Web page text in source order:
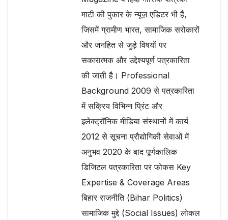
माटी की पुकार के न्यूज़ एडिटर भी हैं,
जिसमें ग्रामीण भारत, सामाजिक सरोकारों
और जनहित से जुड़े विषयों पर
सकारात्मक और उद्देश्यपूर्ण पत्रकारिता
की जाती है। Professional
Background 2009 से पत्रकारिता
में सक्रिय विभिन्न प्रिंट और
इलेक्ट्रॉनिक मीडिया संस्थानों में कार्य
2012 से सूचना प्रौद्योगिकी सेवाओं में
अनुभव 2020 के बाद पूर्णकालिक
डिजिटल पत्रकारिता पर फोकस Key
Expertise & Coverage Areas
बिहार राजनीति (Bihar Politics)
सामाजिक मुद्दे (Social Issues) लोकल